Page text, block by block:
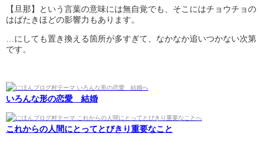
【旦那】という言葉の意味には無自覚でも、そこにはチョウチョの
はばたきほどの影響力もあります。
…にしても置き換える箇所が多すぎて、なかなか追いつかない次第
です。
いろんな形の恋愛 結婚
これからの人間にとってとびきり重要なこと